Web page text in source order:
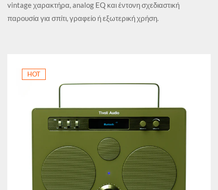
vintage χαρακτήρα, analog EQ και έντονη σχεδιαστική
παρουσία για σπίτι, γραφείο ή εξωτερική χρήση.
HOT